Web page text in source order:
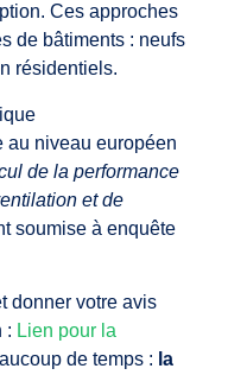
Ces approches
de bâtiments : neufs
résidentiels.
au niveau européen
de la performance
et de
soumise à enquête
donner votre avis
: Lien pour la
de temps : la